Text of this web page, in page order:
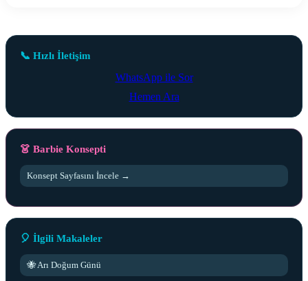
📞 Hızlı İletişim
WhatsApp ile Sor
Hemen Ara
👗 Barbie Konsepti
Konsept Sayfasını İncele →
🎈 İlgili Makaleler
🐝 Arı Doğum Günü